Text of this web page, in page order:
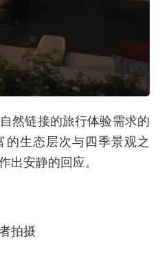
然链接的旅行体验需求的
生态层次与四季景观之
出安静的回应。
拍摄